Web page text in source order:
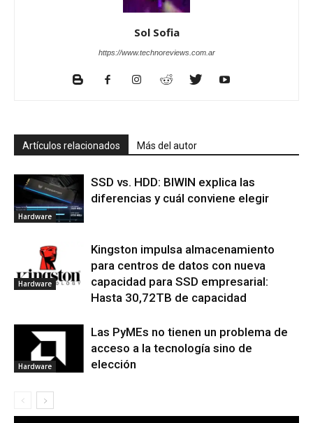
Sol Sofia
https://www.technoreviews.com.ar
Artículos relacionados Más del autor
Hardware
SSD vs. HDD: BIWIN explica las
diferencias y cuál conviene elegir
Hardware
Kingston impulsa almacenamiento
para centros de datos con nueva
capacidad para SSD empresarial:
Hasta 30,72TB de capacidad
Hardware
Las PyMEs no tienen un problema de
acceso a la tecnología sino de
elección